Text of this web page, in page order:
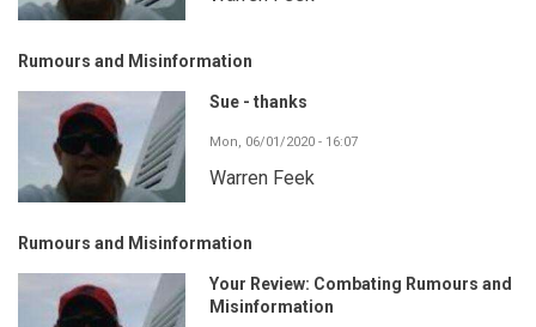
Rumours and Misinformation
Sue - thanks
Mon, 06/01/2020 - 16:07
Warren Feek
Rumours and Misinformation
Your Review: Combating Rumours and
Misinformation